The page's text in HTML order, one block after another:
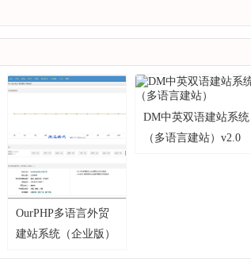
OurPHP多语言外贸
建站系统（企业版）
DM中英双语建站系统
（多语言建站）v2.0